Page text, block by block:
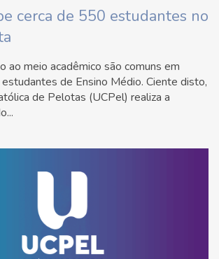
cerca de 550 estudantes no
ao meio acadêmico são comuns em
de Ensino Médio. Ciente disto,
de Pelotas (UCPel) realiza a